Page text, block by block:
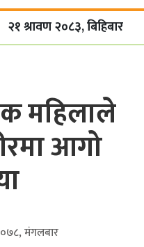
२१ श्रावण २०८३, बिहिबार
महिलाले
आगो
मंगलबार